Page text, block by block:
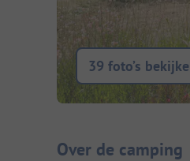
39 foto’s
Camping
Over de camping